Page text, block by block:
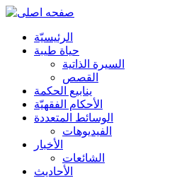
الرئیسیّة
حياة طيبة
السيرة الذاتية
القصص
ينابيع الحكمة
الأحکام الفقهیّة
الوسائط المتعددة
الفیدیوهات
الأخبار
الشائعات
الأحادیث